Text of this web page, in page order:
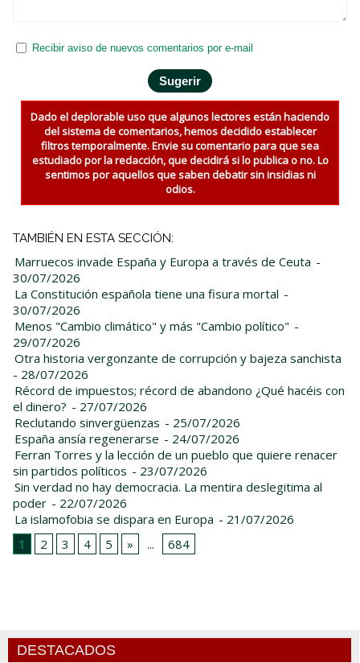
Recibir aviso de nuevos comentarios por e-mail
Dado el deplorable uso que algunos lectores están haciendo
del sistema de comentarios, hemos decidido establecer
filtros temporalmente. Envie su comentario para que sea
estudiado por la redacción, que decidirá si lo publica o no. Lo
sentimos por aquellos que saben debatir sin insidias ni
odios.
TAMBIÉN EN ESTA SECCIÓN:
Marruecos invade España y Europa a través de Ceuta -
30/07/2026
La Constitución española tiene una fisura mortal -
30/07/2026
Menos "Cambio climático" y más "Cambio político" -
29/07/2026
Otra historia vergonzante de corrupción y bajeza sanchista
- 28/07/2026
Récord de impuestos; récord de abandono ¿Qué hacéis con
el dinero? - 27/07/2026
Reclutando sinvergüenzas - 25/07/2026
España ansía regenerarse - 24/07/2026
Ferran Torres y la lección de un pueblo que quiere renacer
sin partidos políticos - 23/07/2026
Sin verdad no hay democracia. La mentira deslegitima al
poder - 22/07/2026
La islamofobia se dispara en Europa - 21/07/2026
1
2 3 4 5 » ... 684
DESTACADOS